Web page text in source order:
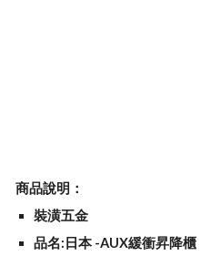
商品說明：
裝潢五金
品名:日本 -AUX緩衝昇降櫃